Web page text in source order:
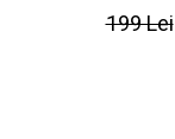
199 Lei